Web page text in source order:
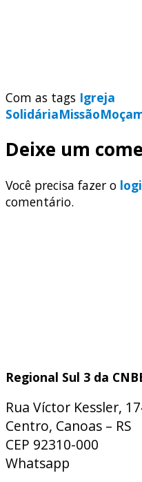
Com as tags Igreja
SolidáriaMissão
Deixe um
Você precisa fazer o
comentário.
Regional Sul 3 da
Rua Víctor Kessler,
Centro, Canoas – RS
CEP 92310-000
Whatsapp